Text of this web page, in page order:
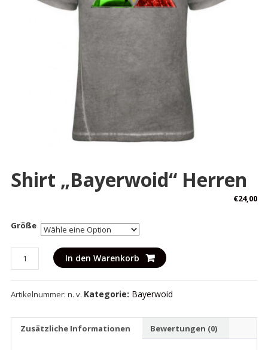
Shirt „Bayerwoid“ Herren
€24,00
Größe
Shirt
"Bayerwoid"
Herren
Menge
In den Warenkorb
Artikelnummer: n. v. Kategorie: Bayerwoid
Zusätzliche Informationen Bewertungen (0)